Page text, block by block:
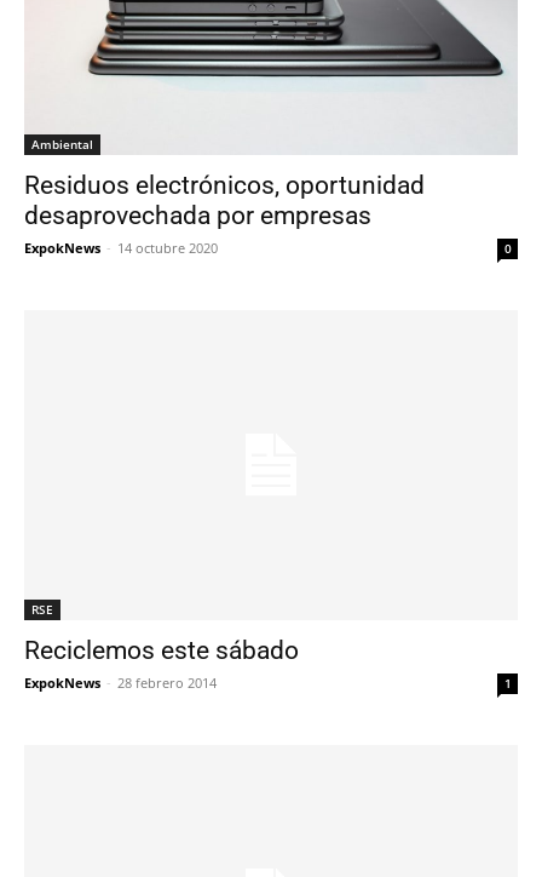
Ambiental
Residuos electrónicos, oportunidad
desaprovechada por empresas
ExpokNews - 14 octubre 2020 0
RSE
Reciclemos este sábado
ExpokNews - 28 febrero 2014 1